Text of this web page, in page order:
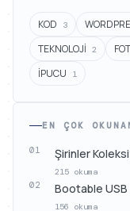
KOD 3
TEKNOLOJİ 2
İPUCU 1
EN ÇOK
01 Şirinler
215 okuma
02 Bootable USB
156 okuma